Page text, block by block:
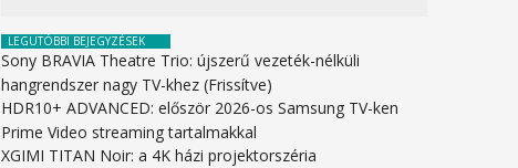
LEGUTÓBBI BEJEGYZÉSEK
Sony BRAVIA Theatre Trio: újszerű vezeték-nélküli
hangrendszer nagy TV-khez (Frissítve)
HDR10+ ADVANCED: először 2026-os Samsung TV-ken
Prime Video streaming tartalmakkal
XGIMI TITAN Noir: a 4K házi projektorszéria